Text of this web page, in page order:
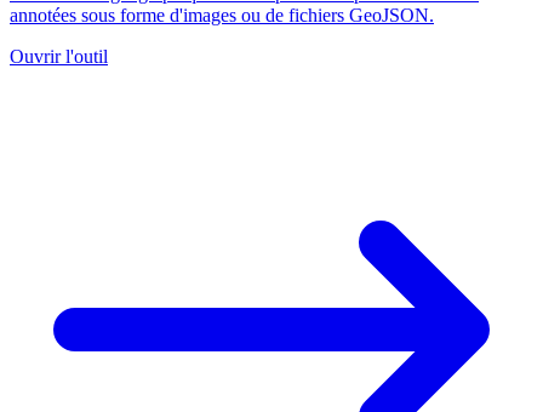
annotées sous forme d'images ou de fichiers GeoJSON.
Ouvrir l'outil